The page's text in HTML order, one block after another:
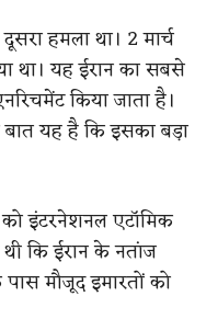
हमला था। 2 मार्च
था। यह ईरान का सबसे
किया जाता है।
यह है कि इसका बड़ा
को इंटरनेशनल एटॉमिक
कि ईरान के नतांज
पास मौजूद इमारतों को